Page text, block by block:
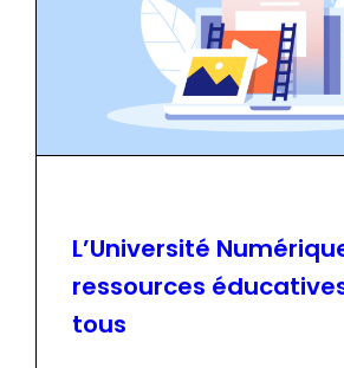
L’Université
ressources
tous